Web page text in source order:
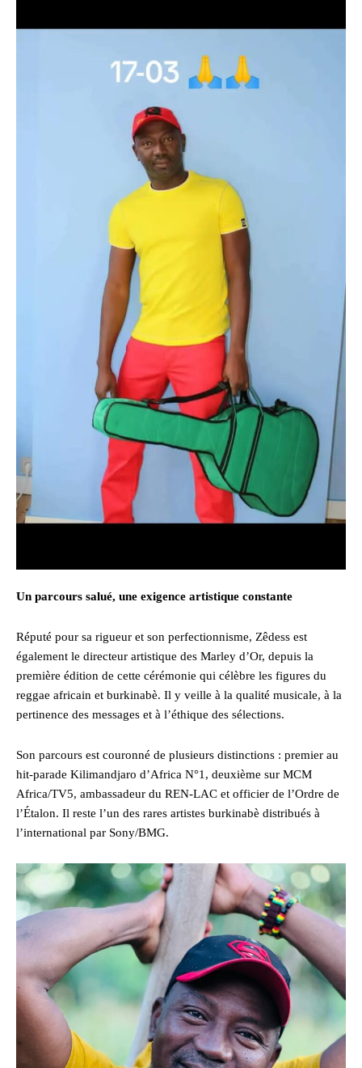
Un parcours salué, une exigence artistique constante
Réputé pour sa rigueur et son perfectionnisme, Zêdess est
également le directeur artistique des Marley d’Or, depuis la
première édition de cette cérémonie qui célèbre les figures du
reggae africain et burkinabè. Il y veille à la qualité musicale, à la
pertinence des messages et à l’éthique des sélections.
Son parcours est couronné de plusieurs distinctions : premier au
hit-parade Kilimandjaro d’Africa N°1, deuxième sur MCM
Africa/TV5, ambassadeur du REN-LAC et officier de l’Ordre de
l’Étalon. Il reste l’un des rares artistes burkinabè distribués à
l’international par Sony/BMG.